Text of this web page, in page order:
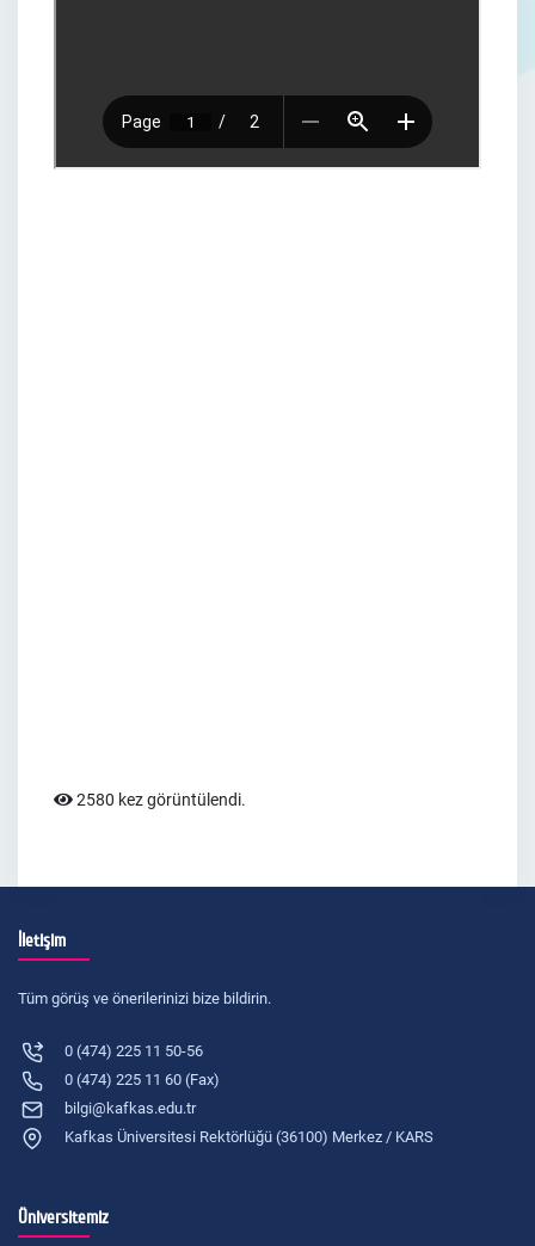
2580 kez görüntülendi.
İletişim
Tüm görüş ve önerilerinizi bize bildirin.
0 (474) 225 11 50-56
0 (474) 225 11 60 (Fax)
bilgi@kafkas.edu.tr
Kafkas Üniversitesi Rektörlüğü (36100) Merkez / KARS
Üniversitemiz